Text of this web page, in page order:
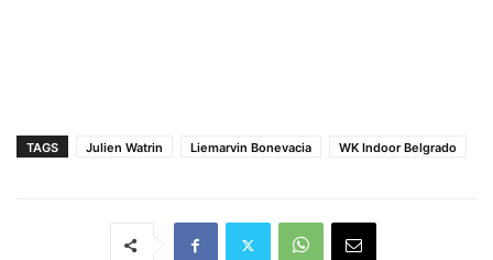
TAGS Julien Watrin Liemarvin Bonevacia WK Indoor Belgrado